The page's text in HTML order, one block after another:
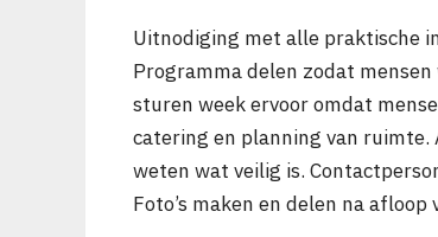
Uitnodiging met alle praktische
Programma delen zodat
sturen week ervoor omdat
catering en planning van
weten wat veilig is.
Foto’s maken en delen na